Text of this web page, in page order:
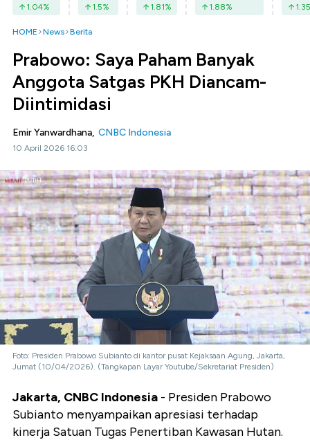
1.04% 1.5% 1.81% 1.88% 1.35
HOME News Berita
Prabowo: Saya Paham Banyak
Anggota Satgas PKH Diancam-
Diintimidasi
Emir Yanwardhana, CNBC Indonesia
10 April 2026 16:03
Foto: Presiden Prabowo Subianto di kantor pusat Kejaksaan Agung, Jakarta,
Jumat (10/04/2026). (Tangkapan Layar Youtube/Sekretariat Presiden)
Jakarta, CNBC Indonesia - Presiden Prabowo
Subianto menyampaikan apresiasi terhadap
kinerja Satuan Tugas Penertiban Kawasan Hutan.